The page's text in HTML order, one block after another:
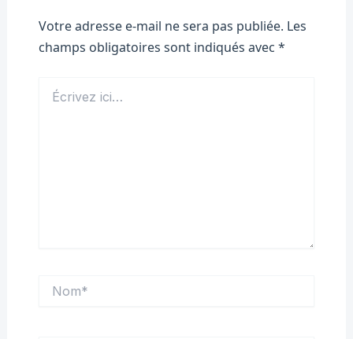
Votre adresse e-mail ne sera pas publiée. Les
champs obligatoires sont indiqués avec *
ici…